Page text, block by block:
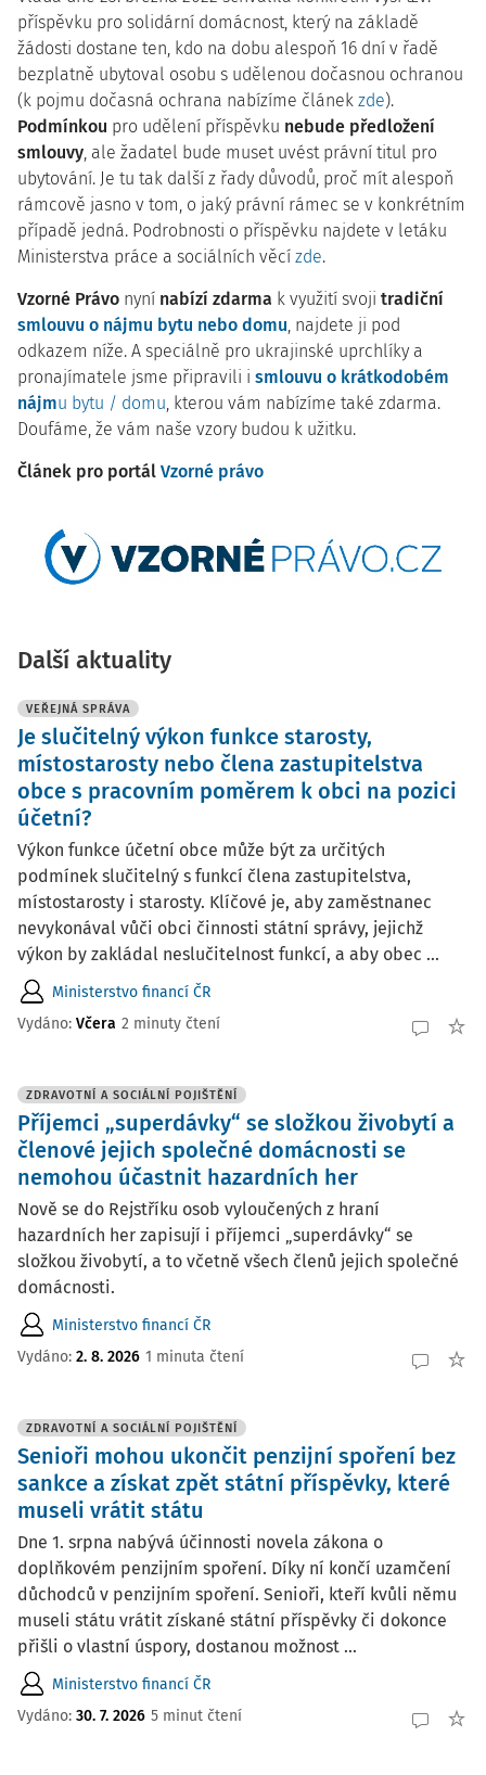
příspěvku pro solidární domácnost, který na základě
žádosti dostane ten, kdo na dobu alespoň 16 dní v řadě
bezplatně ubytoval osobu s udělenou dočasnou ochranou
(k pojmu dočasná ochrana nabízíme článek zde).
Podmínkou pro udělení příspěvku nebude předložení
smlouvy, ale žadatel bude muset uvést právní titul pro
ubytování. Je tu tak další z řady důvodů, proč mít alespoň
rámcově jasno v tom, o jaký právní rámec se v konkrétním
případě jedná. Podrobnosti o příspěvku najdete v letáku
Ministerstva práce a sociálních věcí zde.
Vzorné Právo nyní nabízí zdarma k využití svoji tradiční
smlouvu o nájmu bytu nebo domu, najdete ji pod
odkazem níže. A speciálně pro ukrajinské uprchlíky a
pronajímatele jsme připravili i smlouvu o krátkodobém
nájmu bytu / domu, kterou vám nabízíme také zdarma.
Doufáme, že vám naše vzory budou k užitku.
Článek pro portál Vzorné právo
Další aktuality
VEŘEJNÁ SPRÁVA
Je slučitelný výkon funkce starosty,
místostarosty nebo člena zastupitelstva
obce s pracovním poměrem k obci na pozici
účetní?
Výkon funkce účetní obce může být za určitých
podmínek slučitelný s funkcí člena zastupitelstva,
místostarosty i starosty. Klíčové je, aby zaměstnanec
nevykonával vůči obci činnosti státní správy, jejichž
výkon by zakládal neslučitelnost funkcí, a aby obec ...
Ministerstvo financí ČR
Vydáno: Včera 2 minuty čtení
ZDRAVOTNÍ A SOCIÁLNÍ POJIŠTĚNÍ
Příjemci „superdávky“ se složkou živobytí a
členové jejich společné domácnosti se
nemohou účastnit hazardních her
Nově se do Rejstříku osob vyloučených z hraní
hazardních her zapisují i příjemci „superdávky“ se
složkou živobytí, a to včetně všech členů jejich společné
domácnosti.
Ministerstvo financí ČR
Vydáno: 2. 8. 2026 1 minuta čtení
ZDRAVOTNÍ A SOCIÁLNÍ POJIŠTĚNÍ
Senioři mohou ukončit penzijní spoření bez
sankce a získat zpět státní příspěvky, které
museli vrátit státu
Dne 1. srpna nabývá účinnosti novela zákona o
doplňkovém penzijním spoření. Díky ní končí uzamčení
důchodců v penzijním spoření. Senioři, kteří kvůli němu
museli státu vrátit získané státní příspěvky či dokonce
přišli o vlastní úspory, dostanou možnost ...
Ministerstvo financí ČR
Vydáno: 30. 7. 2026 5 minut čtení